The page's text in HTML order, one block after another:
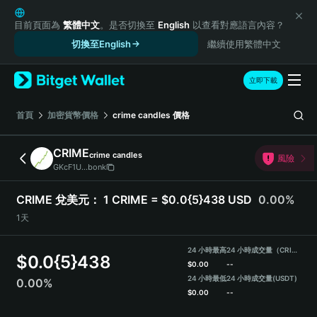
English
日本語
Русский
Español (Latinoamérica)
Türkçe
Italiano
Deutsch
简体中文
繁體中文
Português (Portugal)
Bahasa Indonesia
Español
目前頁面為 繁體中文。是否切換至 English 以查看對應語言內容？
切換至English
繼續使用繁體中文
立即下載
首頁 加密貨幣價格 crime candles 價格
CRIMEcrime candles
GKcF1U...bonk
風險
CRIME 兌美元： 1 CRIME = $0.0{5}438 USD 0.00%
1天
$0.0{5}438
0.00%
24 小時最高
$0.00
24 小時最低
$0.00
24 小時成交量（CRIME）
--
24 小時成交量(USDT)
--